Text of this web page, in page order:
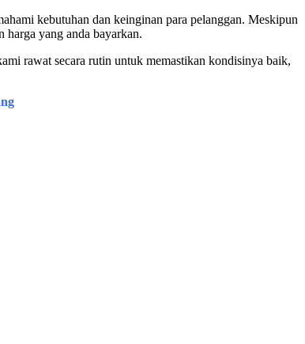
kebutuhan dan keinginan para pelanggan. Meskipun
harga yang anda bayarkan.
rawat secara rutin untuk memastikan kondisinya baik,